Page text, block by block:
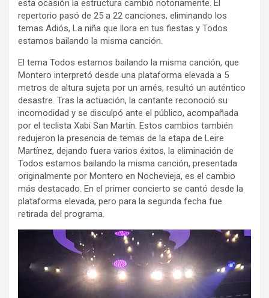
esta ocasión la estructura cambió notoriamente. El
repertorio pasó de 25 a 22 canciones, eliminando los
temas Adiós, La niña que llora en tus fiestas y Todos
estamos bailando la misma canción.
El tema Todos estamos bailando la misma canción, que
Montero interpretó desde una plataforma elevada a 5
metros de altura sujeta por un arnés, resultó un auténtico
desastre. Tras la actuación, la cantante reconoció su
incomodidad y se disculpó ante el público, acompañada
por el teclista Xabi San Martín. Estos cambios también
redujeron la presencia de temas de la etapa de Leire
Martínez, dejando fuera varios éxitos, la eliminación de
Todos estamos bailando la misma canción, presentada
originalmente por Montero en Nochevieja, es el cambio
más destacado. En el primer concierto se cantó desde la
plataforma elevada, pero para la segunda fecha fue
retirada del programa.